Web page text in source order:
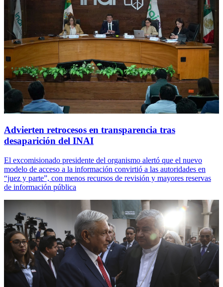
Advierten retrocesos en transparencia tras
desaparición del INAI
El excomisionado presidente del organismo alertó que el nuevo
modelo de acceso a la información convirtió a las autoridades en
“juez y parte”, con menos recursos de revisión y mayores reservas
de información pública